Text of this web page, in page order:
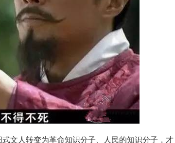
文人转变为革命知识分子、人民的知识分子，才